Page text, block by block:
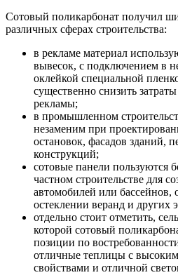
Сотовый поликарбонат получил
различных сферах строительства:
в рекламе материал
вывесок, с подключением в
оклейкой специальной
существенно снизить
рекламы;
в промышленном
незаменим при
остановок, фасадов зданий,
конструкций;
сотовые панели пользуются
частном строительстве для
автомобилей или бассейнов,
остеклении веранд и других
отдельно стоит отметить,
которой сотовый
позиции по
отличные теплицы с
свойствами и отличной